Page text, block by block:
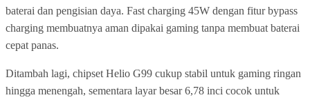
baterai dan pengisian daya. Fast charging 45W dengan fitur bypass
charging membuatnya aman dipakai gaming tanpa membuat baterai
cepat panas.
Ditambah lagi, chipset Helio G99 cukup stabil untuk gaming ringan
hingga menengah, sementara layar besar 6,78 inci cocok untuk